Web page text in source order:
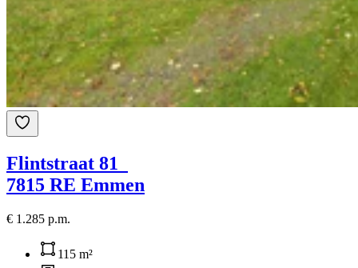
Flintstraat 81
7815 RE Emmen
€ 1.285 p.m.
115 m²